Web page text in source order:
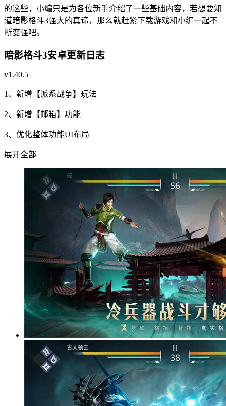
的这些，小编只是为各位新手介绍了一些基础内容，若想要知
道暗影格斗3强大的真谛，那么就赶紧下载游戏和小编一起不
断变强吧。
暗影格斗3安卓更新日志
v1.40.5
1、新增【派系战争】玩法
2、新增【邮箱】功能
3、优化整体功能UI布局
展开全部